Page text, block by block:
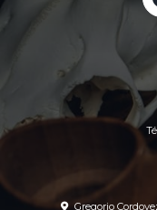
Gregorio